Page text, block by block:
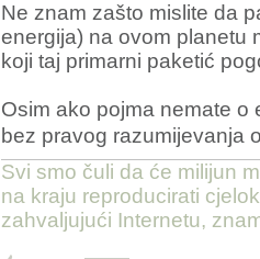
Ne znam zašto mislite da
energija) na ovom planetu
koji taj primarni paketić
Osim ako pojma nemate o
bez pravog razumijevanja
Svi smo čuli da će milijun
na kraju reproducirati
zahvaljujući Internetu,